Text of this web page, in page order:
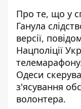
Про те, що у
Ганула
версії,
Нацполіції
Одеси
з'ясування
волонтера.